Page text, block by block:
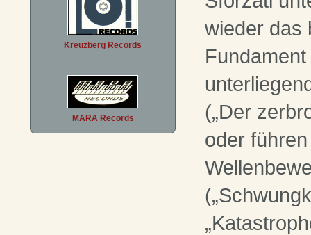
Kreuzberg Records
MARA Records
wieder das
(„Der
oder